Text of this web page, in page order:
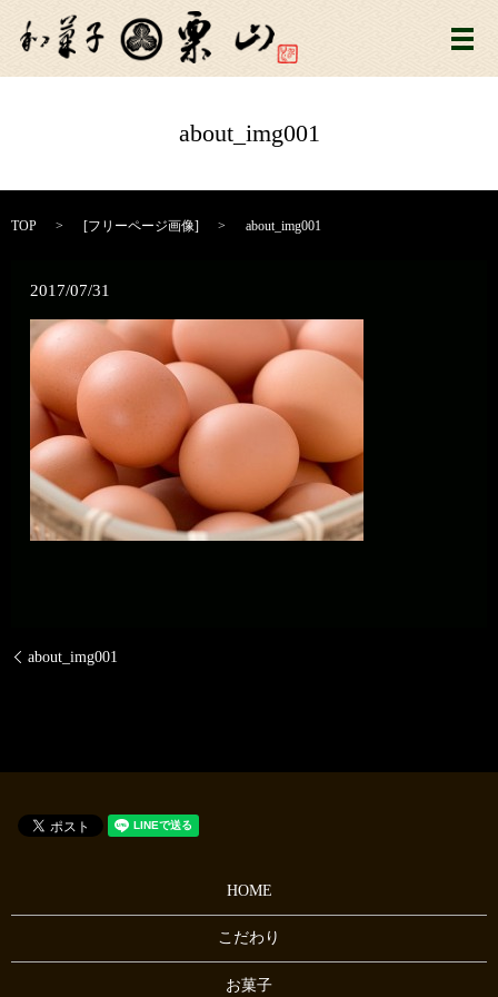
メ
about_img001
TOP [フリーページ画像] about_img001
2017/07/31
about_img001
HOME
こだわり
お菓子